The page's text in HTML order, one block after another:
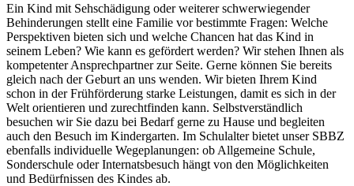
Ein Kind mit Sehschädigung oder weiterer schwer­wiegender
Behinderungen stellt eine Familie vor bestimmte Fragen: Welche
Perspektiven bieten sich und welche Chancen hat das Kind in
seinem Leben? Wie kann es gefördert werden? Wir stehen Ihnen als
kompetenter Ansprech­partner zur Seite. Gerne können Sie bereits
gleich nach der Geburt an uns wenden. Wir bieten Ihrem Kind
schon in der Früh­förderung starke Leistungen, damit es sich in der
Welt orientieren und zurecht­finden kann. Selbst­verständlich
besuchen wir Sie dazu bei Bedarf gerne zu Hause und begleiten
auch den Besuch im Kinder­garten. Im Schulalter bietet unser SBBZ
ebenfalls individuelle Wege­planungen: ob Allgemeine Schule,
Sonder­schule oder Internats­besuch hängt von den Möglich­keiten
und Bedürfnissen des Kindes ab.